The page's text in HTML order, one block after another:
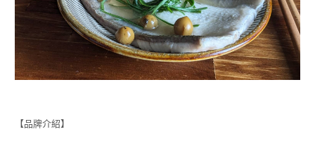
【品牌介紹】